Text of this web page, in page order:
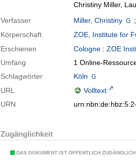
Christiny Miller,
Verfasser
Miller, Christiny ;
Körperschaft
ZOE, Institute for
Erschienen
Cologne : ZOE
Umfang
1 Online-
Schlagwörter
Köln
URL
Volltext
URN
Zugänglichkeit
DAS DOKUMENT IST ÖFFENTLICH